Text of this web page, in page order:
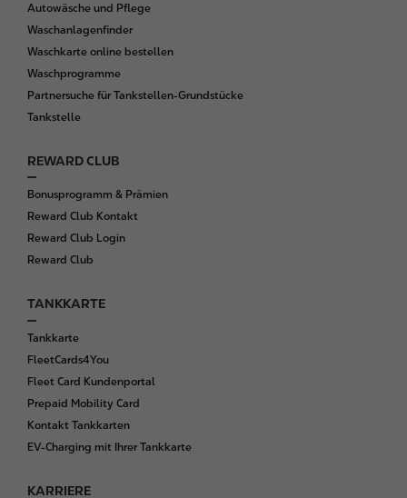
Autowäsche und Pflege
Waschanlagenfinder
Waschkarte online bestellen
Waschprogramme
Partnersuche für Tankstellen-Grundstücke
Tankstelle
REWARD CLUB
Bonusprogramm & Prämien
Reward Club Kontakt
Reward Club Login
Reward Club
TANKKARTE
Tankkarte
FleetCards4You
Fleet Card Kundenportal
Prepaid Mobility Card
Kontakt Tankkarten
EV-Charging mit Ihrer Tankkarte
KARRIERE